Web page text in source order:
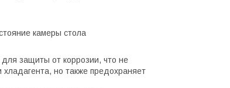
камеры стола
защиты от коррозии, что не
хладагента, но также предохраняет